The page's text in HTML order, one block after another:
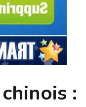
: